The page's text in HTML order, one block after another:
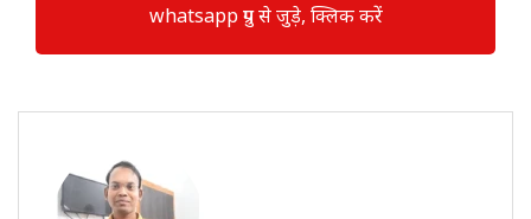
whatsapp ग्रुप से जुड़े, क्लिक करें